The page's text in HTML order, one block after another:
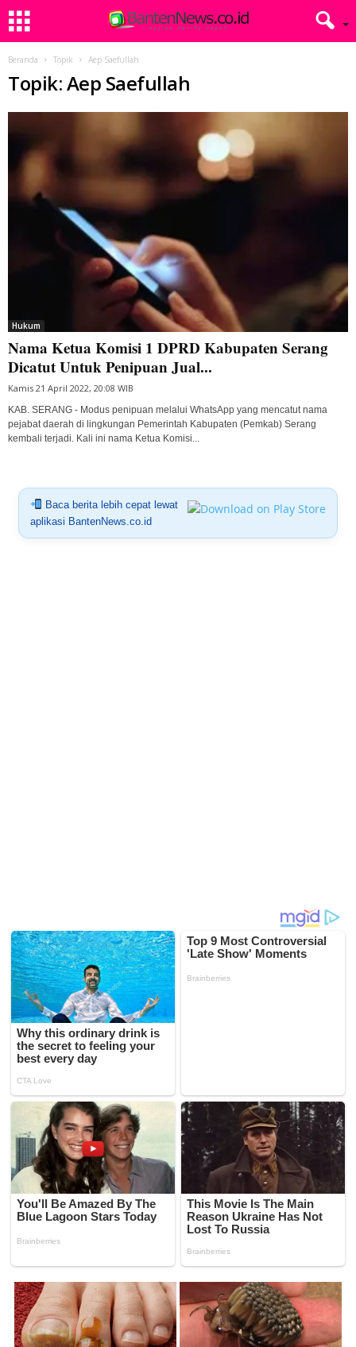
Beranda Topik Aep Saefullah
Topik: Aep Saefullah
Hukum
Nama Ketua Komisi 1 DPRD Kabupaten Serang
Dicatut Untuk Penipuan Jual...
Kamis 21 April 2022, 20:08 WIB
KAB. SERANG - Modus penipuan melalui WhatsApp yang mencatut nama
pejabat daerah di lingkungan Pemerintah Kabupaten (Pemkab) Serang
kembali terjadi. Kali ini nama Ketua Komisi...
Baca berita lebih cepat lewat
aplikasi BantenNews.co.id